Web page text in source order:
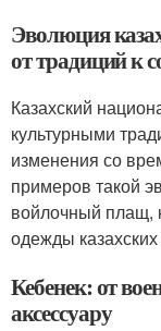
Эволюция
от традиций к
Казахский
культурными
изменения со
примеров такой
войлочный плащ,
одежды
Кебенек: от
аксессуару